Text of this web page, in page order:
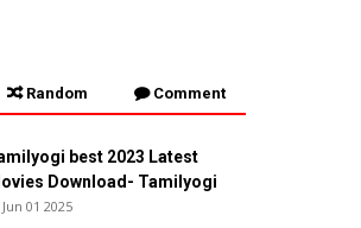
Random Comment
best 2023 Latest
Download- Tamilyogi
Jun 01 2025